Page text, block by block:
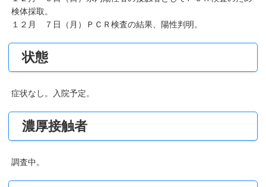
検体採取。
１２月 ７日（月）ＰＣＲ検査の結果、陽性判明。
状態
症状なし。入院予定。
濃厚接触者
調査中。